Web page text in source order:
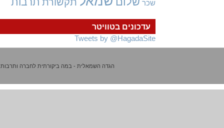
עדכונים בטוויטר
Tweets by @HagadaSite
שכר
הגדה השמאלית - במה ביקורתית לחברה ותרבות